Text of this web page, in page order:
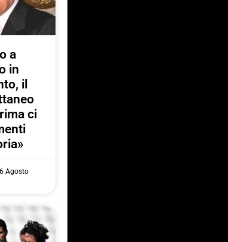
a
in
il
ci
6 Agosto